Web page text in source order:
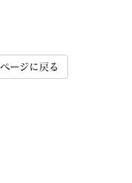
ージに戻る